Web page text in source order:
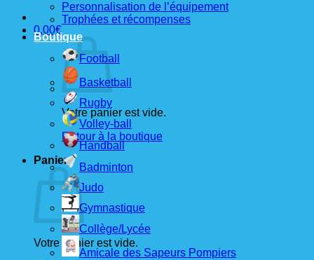
0,00€
Votre panier est vide.
Retour à la boutique
Panier
Votre panier est vide.
Personnalisation de l’équipement
Trophées et récompenses
Boutique
Football
Basketball
Rugby
Volley-ball
Handball
Badminton
Judo
Gymnastique
Collège/Lycée
Amicale des Sapeurs Pompiers